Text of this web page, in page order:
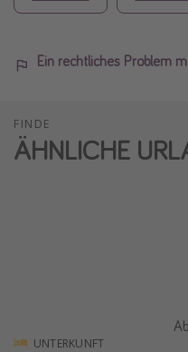
Ein rechtliches Problem
FINDE
ÄHNLICHE
UNTERKUNFT
Ab